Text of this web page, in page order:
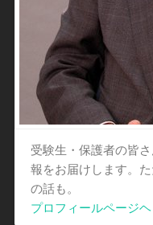
受験生・保護者の皆
報をお届けします。
の話も。
プロフィールページヘ